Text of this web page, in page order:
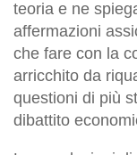
teoria e ne
affermazioni
che fare con la
arricchito da
questioni di più
dibattito